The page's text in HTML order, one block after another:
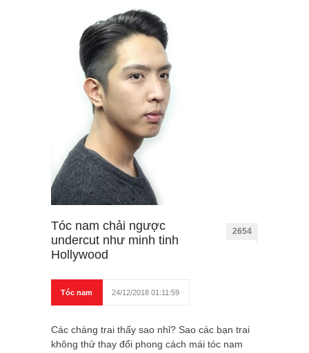
Tóc nam chải ngược
undercut như minh tinh
Hollywood
2654
Tóc nam 24/12/2018 01:11:59
Các chàng trai thấy sao nhỉ? Sao các bạn trai
không thử thay đổi phong cách mái tóc nam